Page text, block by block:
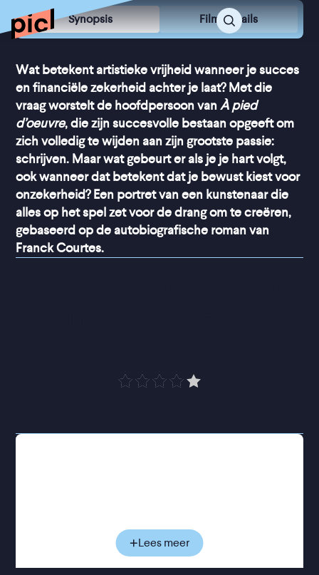
Synopsis Film Details
Wat betekent artistieke vrijheid wanneer je succes
en financiële zekerheid achter je laat? Met die
vraag worstelt de hoofdpersoon vanÀ pied
d’oeuvre, die zijn succesvolle bestaan opgeeft om
zich volledig te wijden aan zijn grootste passie:
schrijven. Maar wat gebeurt er als je je hart volgt,
ook wanneer dat betekent dat je bewust kiest voor
onzekerheid? Een portret van een kunstenaar die
alles op het spel zet voor de drang om te creëren,
gebaseerd op de autobiografische roman van
Franck Courtes.
Voor Paul is het duidelijk: er is maar één manier om
die keuze. De verkoop van zijn boeken valt tegen,
zijn financiële situatie wordt steeds nijpender en
de twijfel slaat toe. Om rond te komen neemt hij
Lees meer